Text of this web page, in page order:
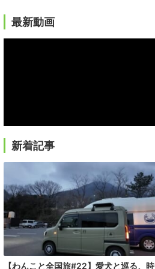
最新動画
新着記事
【わんこと全国旅#22】愛犬と巡る、時